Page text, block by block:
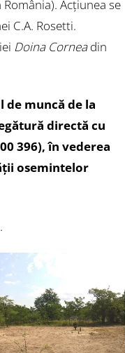
Acţiunea se
C.A. Rosetti.
Doina Corneadin
de muncă de la
directă cu
396), în vederea
osemintelor